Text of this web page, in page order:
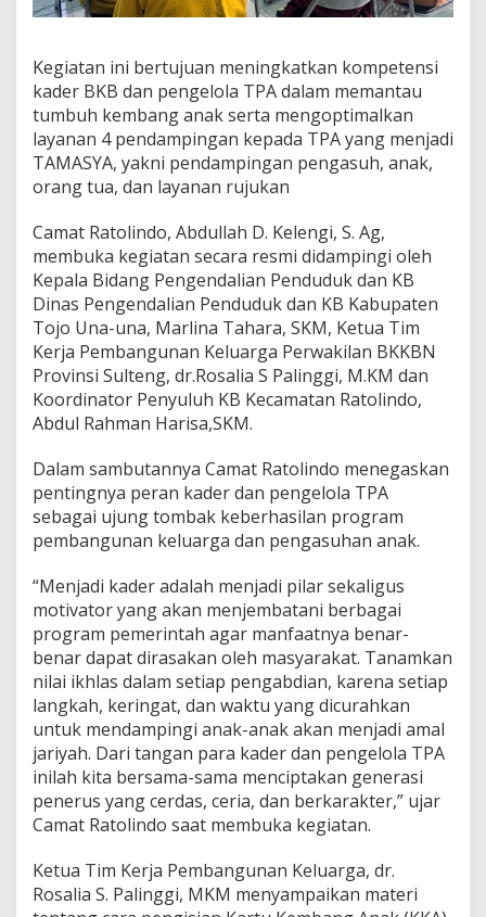
Kegiatan ini bertujuan meningkatkan kompetensi
kader BKB dan pengelola TPA dalam memantau
tumbuh kembang anak serta mengoptimalkan
layanan 4 pendampingan kepada TPA yang menjadi
TAMASYA, yakni pendampingan pengasuh, anak,
orang tua, dan layanan rujukan
Camat Ratolindo, Abdullah D. Kelengi, S. Ag,
membuka kegiatan secara resmi didampingi oleh
Kepala Bidang Pengendalian Penduduk dan KB
Dinas Pengendalian Penduduk dan KB Kabupaten
Tojo Una-una, Marlina Tahara, SKM, Ketua Tim
Kerja Pembangunan Keluarga Perwakilan BKKBN
Provinsi Sulteng, dr.Rosalia S Palinggi, M.KM dan
Koordinator Penyuluh KB Kecamatan Ratolindo,
Abdul Rahman Harisa,SKM.
Dalam sambutannya Camat Ratolindo menegaskan
pentingnya peran kader dan pengelola TPA
sebagai ujung tombak keberhasilan program
pembangunan keluarga dan pengasuhan anak.
“Menjadi kader adalah menjadi pilar sekaligus
motivator yang akan menjembatani berbagai
program pemerintah agar manfaatnya benar-
benar dapat dirasakan oleh masyarakat. Tanamkan
nilai ikhlas dalam setiap pengabdian, karena setiap
langkah, keringat, dan waktu yang dicurahkan
untuk mendampingi anak-anak akan menjadi amal
jariyah. Dari tangan para kader dan pengelola TPA
inilah kita bersama-sama menciptakan generasi
penerus yang cerdas, ceria, dan berkarakter,” ujar
Camat Ratolindo saat membuka kegiatan.
Ketua Tim Kerja Pembangunan Keluarga, dr.
Rosalia S. Palinggi, MKM menyampaikan materi